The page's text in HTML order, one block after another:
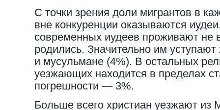
С точки зрения доли мигрантов в
вне конкуренции оказываются
современных иудеев проживают не
родились. Значительно им уступают
и мусульмане (4%). В остальных
уезжающих находится в пределах
погрешности — 3%.
Больше всего христиан уезжают